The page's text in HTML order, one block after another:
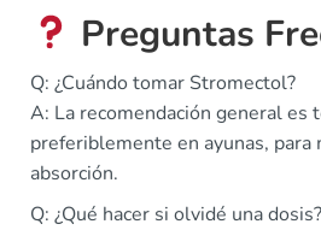
Preguntas
Q: ¿Cuándo tomar Stromectol?
A: La recomendación general es
preferiblemente en ayunas, para
absorción.
Q: ¿Qué hacer si olvidé una dosis?